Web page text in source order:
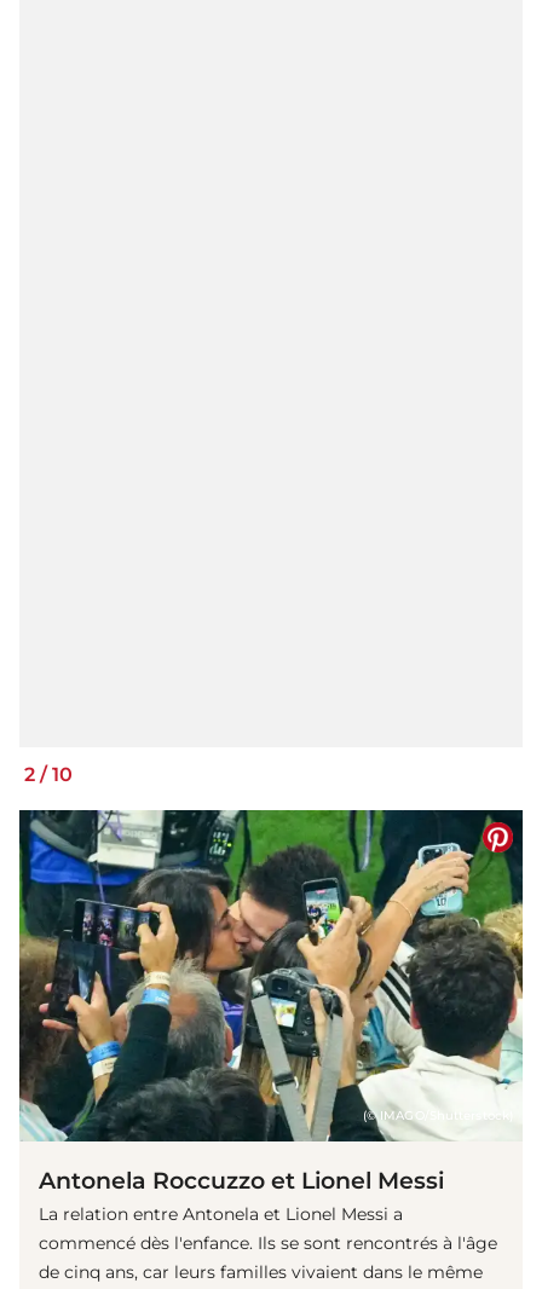
2 / 10
(© IMAGO/Shutterstock)
Antonela Roccuzzo et Lionel Messi
La relation entre Antonela et Lionel Messi a
commencé dès l'enfance. Ils se sont rencontrés à l'âge
de cinq ans, car leurs familles vivaient dans le même